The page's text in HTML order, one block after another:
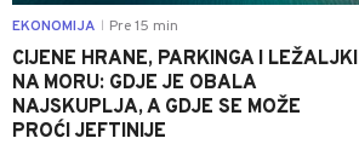
EKONOMIJA Pre 15 min
CIJENE HRANE, PARKINGA I LEŽALJKI
NA MORU: GDJE JE OBALA
NAJSKUPLJA, A GDJE SE MOŽE
PROĆI JEFTINIJE